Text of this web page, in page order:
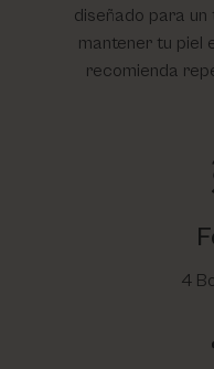
diseñado para
mantener tu piel
recomienda
4